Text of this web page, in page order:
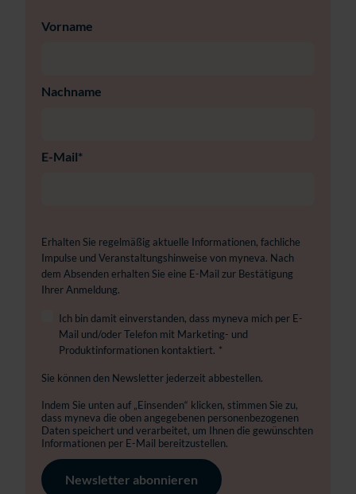
Vorname
Nachname
E-Mail*
Erhalten Sie regelmäßig aktuelle Informationen, fachliche
Impulse und Veranstaltungshinweise von myneva. Nach
dem Absenden erhalten Sie eine E-Mail zur Bestätigung
Ihrer Anmeldung.
Ich bin damit einverstanden, dass myneva mich per E-
Mail und/oder Telefon mit Marketing- und
Produktinformationen kontaktiert. *
Sie können den Newsletter jederzeit abbestellen.
Indem Sie unten auf „Einsenden“ klicken, stimmen Sie zu,
dass myneva die oben angegebenen personenbezogenen
Daten speichert und verarbeitet, um Ihnen die gewünschten
Informationen per E-Mail bereitzustellen.